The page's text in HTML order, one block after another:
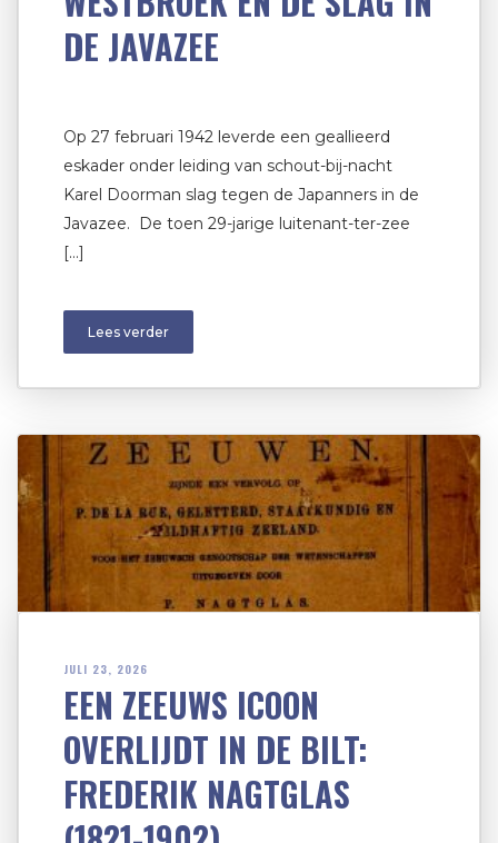
DE JAVAZEE
Op 27 februari 1942 leverde een geallieerd
eskader onder leiding van schout-bij-nacht
Karel Doorman slag tegen de Japanners in de
Javazee. De toen 29-jarige luitenant-ter-zee
[…]
Lees verder
JULI 23, 2026
EEN ZEEUWS ICOON
OVERLIJDT IN DE BILT:
FREDERIK NAGTGLAS